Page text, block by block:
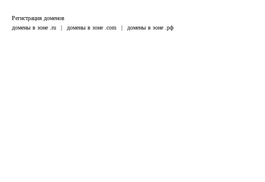
Регистрация доменов
домены в зоне .ru
| домены в зоне .com | домены в зоне .рф